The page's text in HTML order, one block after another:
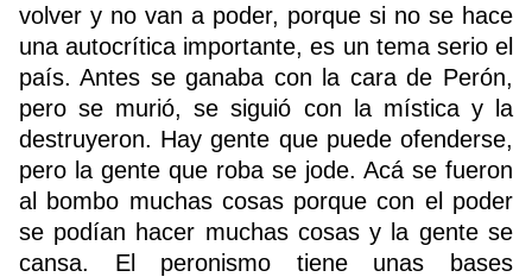
volver y no van a poder, porque si no se hace
una autocrítica importante, es un tema serio el
país. Antes se ganaba con la cara de Perón,
pero se murió, se siguió con la mística y la
destruyeron. Hay gente que puede ofenderse,
pero la gente que roba se jode. Acá se fueron
al bombo muchas cosas porque con el poder
se podían hacer muchas cosas y la gente se
cansa. El peronismo tiene unas bases